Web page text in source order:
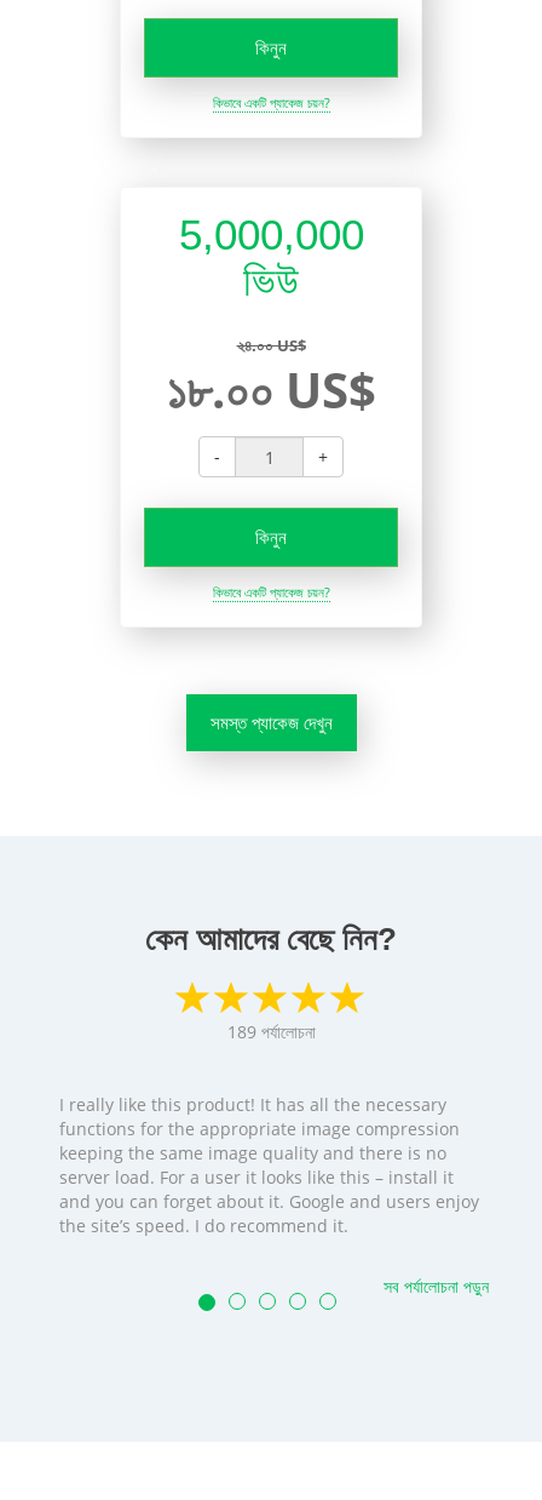
কিনুন
কিভাবে একটি প্যাকেজ চয়ন?
5,000,000
ভিউ
২৪.০০ US$
১৮.০০ US$
- +
কিনুন
কিভাবে একটি প্যাকেজ চয়ন?
সমস্ত প্যাকেজ দেখুন
কেন আমাদের বেছে নিন?
189 পর্যালোচনা
I really like this product! It has all the necessary
functions for the appropriate image compression
keeping the same image quality and there is no
server load. For a user it looks like this – install it
and you can forget about it. Google and users enjoy
the site’s speed. I do recommend it.
সব পর্যালোচনা পড়ুন